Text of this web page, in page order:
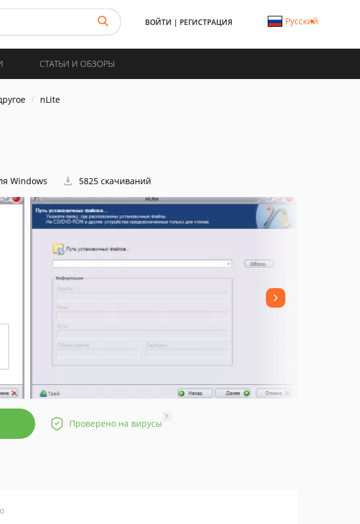
ВОЙТИ | РЕГИСТРАЦИЯ Русский
СТАТЬИ И ОБЗОРЫ
nLite
Windows 5825 скачиваний
Проверено на вирусы
?